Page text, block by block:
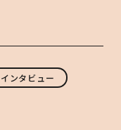
インタビュー